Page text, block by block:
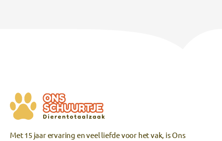
Met 15 jaar ervaring en veel liefde voor het vak, is Ons